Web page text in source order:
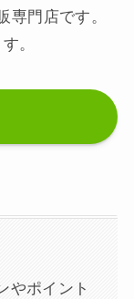
専門店です。
。
やポイント